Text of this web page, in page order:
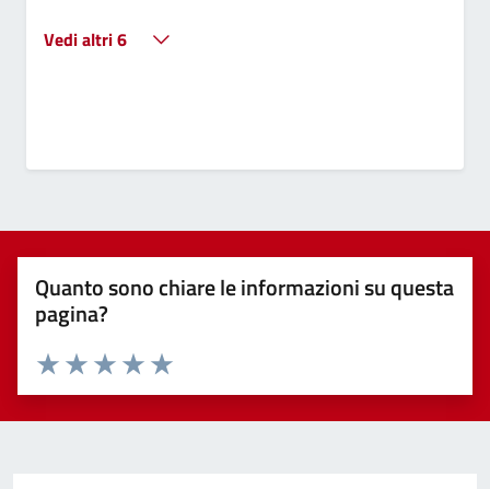
Vedi altri 6
Quanto sono chiare le informazioni su questa
pagina?
Valuta 5 stelle su 5
Valuta 4 stelle su 5
Valuta 3 stelle su 5
Valuta 2 stelle su 5
Valuta 1 stelle su 5